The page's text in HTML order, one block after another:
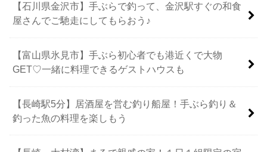
【石川県金沢市】手ぶらで釣って、金沢駅すぐの和食
屋さんでご馳走にしてもらおう♪
【富山県氷見市】手ぶら初心者でも港近くで大物
GET♡一緒に料理できるゲストハウスも
【長崎駅5分】居酒屋を営む釣り船屋！手ぶら釣り＆
釣った魚の料理を楽しもう